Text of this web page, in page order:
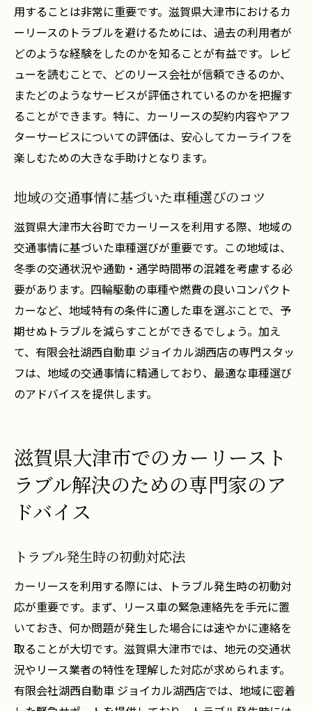
用することは非常に重要です。滋賀県大津市におけるカ
ーリースのトラブルを避けるためには、過去の利用者が
どのような経験をしたのかを知ることが有益です。レビ
ューを読むことで、どのリース会社が信頼できるのか、
またどのようなサービスが評価されているのかを把握す
ることができます。特に、カーリースの契約内容やアフ
ターサービスについての評価は、安心してカーライフを
楽しむための大きな手助けとなります。
地域の交通事情に基づいた車種選びのコツ
滋賀県大津市大谷町でカーリースを利用する際、地域の
交通事情に基づいた車種選びが重要です。この地域は、
冬季の交通状況や通勤・通学時間帯の混雑を考慮する必
要があります。四輪駆動の車種や燃費の良いコンパクト
カーなど、地域特有の条件に適した車を選ぶことで、予
期せぬトラブルを減らすことができるでしょう。加え
て、有限会社湖西自動車 ジョイカル湖西店の専門スタッ
フは、地域の交通事情に精通しており、最適な車種選び
のアドバイスを提供します。
滋賀県大津市でのカーリースト
ラブル解決のための専門家のア
ドバイス
トラブル発生時の初動対応法
カーリースを利用する際には、トラブル発生時の初動対
応が重要です。まず、リース車の緊急連絡先を手元に置
いておき、何か問題が発生した場合には速やかに連絡を
取ることが大切です。滋賀県大津市では、地元の交通状
況やリース業者の特性を理解した対応が求められます。
有限会社湖西自動車 ジョイカル湖西店では、地域に密着